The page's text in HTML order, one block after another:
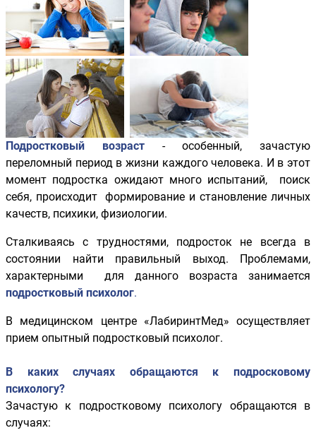
Подростковый возраст - особенный, зачастую
переломный период в жизни каждого человека. И в этот
момент подростка ожидают много испытаний, поиск
себя, происходит формирование и становление личных
качеств, психики, физиологии.
Сталкиваясь с трудностями, подросток не всегда в
состоянии найти правильный выход. Проблемами,
характерными для данного возраста занимается
подростковый психолог.
В медицинском центре «ЛабиринтМед» осуществляет
прием опытный подростковый психолог.
В каких случаях обращаются к подросковому
психологу?
Зачастую к подростковому психологу обращаются в
случаях: